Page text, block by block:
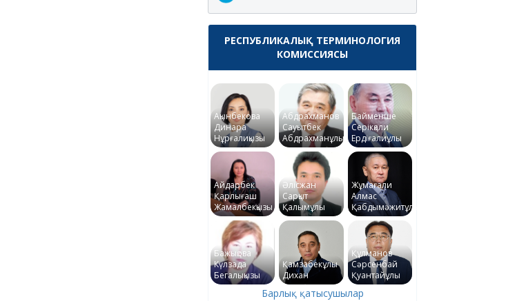
РЕСПУБЛИКАЛЫҚ ТЕРМИНОЛОГИЯ
КОМИССИЯСЫ
Ақынбекова
Динара
Нұрғалиқызы
Абдрахманов
Сауытбек
Абдрахманұлы
Байменше
Серікқали
Ердіғалиұлы
Айдарбек
Қарлығаш
Жамалбекқызы
Әлісжан
Сарқыт
Қалымұлы
Жұмағали
Алмас
Қабдымәжитұлы
Бажықова
Күлзада
Бегалықызы
Қамзабекұлы
Дихан
Құлманов
Сәрсенбай
Қуантайұлы
Барлық қатысушылар